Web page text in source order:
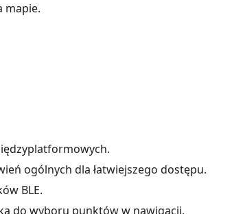
mapie.
ogólnych dla łatwiejszego dostępu.
BLE.
do wyboru punktów w nawigacji.